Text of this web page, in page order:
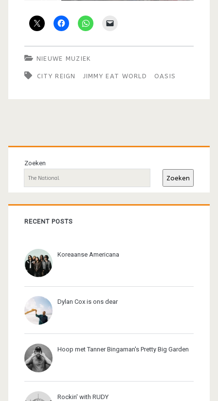
NIEUWE MUZIEK
CITY REIGN JIMMY EAT WORLD OASIS
Primaire
sidebar
Zoeken
Zoeken
RECENT POSTS
Koreaanse Americana
Dylan Cox is ons dear
Hoop met Tanner Bingaman's Pretty Big Garden
Rockin' with RUDY